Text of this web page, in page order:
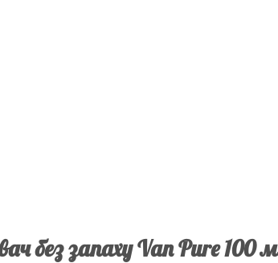
без запаху Van Pure 100